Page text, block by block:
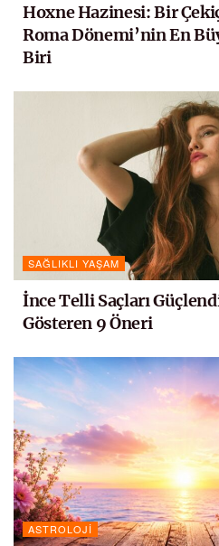
Hoxne Hazinesi: Bir
Roma Dönemi’nin En
Biri
SAĞLIKLI YAŞAM
İnce Telli Saçları
Gösteren 9 Öneri
ASTROLOJI